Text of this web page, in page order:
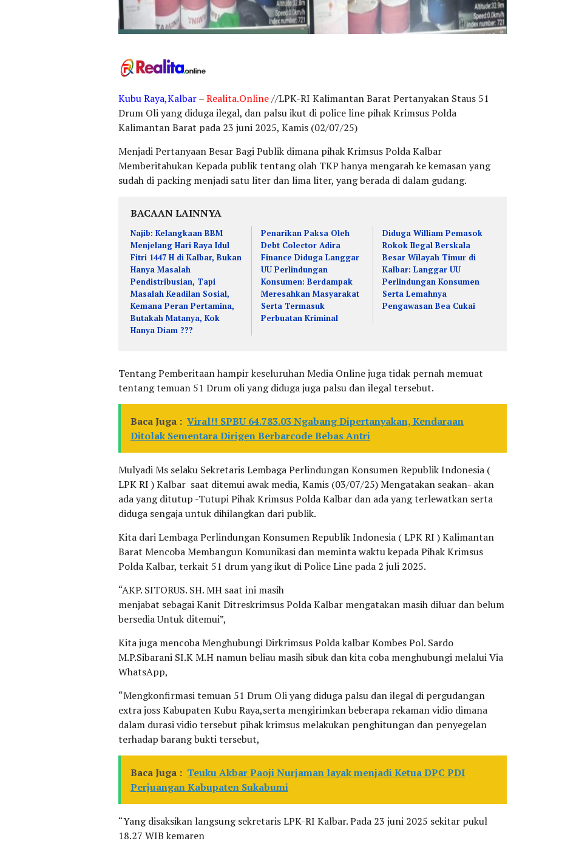
Kubu Raya,Kalbar–Realita.Online//LPK-RI Kalimantan Barat Pertanyakan Staus 51
Drum Oli yang diduga ilegal, dan palsu ikut di police line pihak Krimsus Polda
Kalimantan Barat pada 23 juni 2025, Kamis (02/07/25)
Menjadi Pertanyaan Besar Bagi Publik dimana pihak Krimsus Polda Kalbar
Memberitahukan Kepada publik tentang olah TKP hanya mengarah ke kemasan yang
sudah di packing menjadi satu liter dan lima liter, yang berada di dalam gudang.
BACAAN LAINNYA
Najib: Kelangkaan BBM
Menjelang Hari Raya Idul
Fitri 1447 H di Kalbar, Bukan
Hanya Masalah
Pendistribusian, Tapi
Masalah Keadilan Sosial,
Kemana Peran Pertamina,
Butakah Matanya, Kok
Hanya Diam ???
Penarikan Paksa Oleh
Debt Colector Adira
Finance Diduga Langgar
UU Perlindungan
Konsumen: Berdampak
Meresahkan Masyarakat
Serta Termasuk
Perbuatan Kriminal
Diduga William Pemasok
Rokok Ilegal Berskala
Besar Wilayah Timur di
Kalbar: Langgar UU
Perlindungan Konsumen
Serta Lemahnya
Pengawasan Bea Cukai
Tentang Pemberitaan hampir keseluruhan Media Online juga tidak pernah memuat
tentang temuan 51 Drum oli yang diduga juga palsu dan ilegal tersebut.
Baca Juga : Viral!! SPBU 64.783.03 Ngabang Dipertanyakan, Kendaraan
Ditolak Sementara Dirigen Berbarcode Bebas Antri
Mulyadi Ms selaku Sekretaris Lembaga Perlindungan Konsumen Republik Indonesia (
LPK RI ) Kalbar saat ditemui awak media, Kamis (03/07/25) Mengatakan seakan- akan
ada yang ditutup -Tutupi Pihak Krimsus Polda Kalbar dan ada yang terlewatkan serta
diduga sengaja untuk dihilangkan dari publik.
Kita dari Lembaga Perlindungan Konsumen Republik Indonesia ( LPK RI ) Kalimantan
Barat Mencoba Membangun Komunikasi dan meminta waktu kepada Pihak Krimsus
Polda Kalbar, terkait 51 drum yang ikut di Police Line pada 2 juli 2025.
“AKP. SITORUS. SH. MH saat ini masih
menjabat sebagai Kanit Ditreskrimsus Polda Kalbar mengatakan masih diluar dan belum
bersedia Untuk ditemui”,
Kita juga mencoba Menghubungi Dirkrimsus Polda kalbar Kombes Pol. Sardo
M.P.Sibarani SI.K M.H namun beliau masih sibuk dan kita coba menghubungi melalui Via
WhatsApp,
“Mengkonfirmasi temuan 51 Drum Oli yang diduga palsu dan ilegal di pergudangan
extra joss Kabupaten Kubu Raya,serta mengirimkan beberapa rekaman vidio dimana
dalam durasi vidio tersebut pihak krimsus melakukan penghitungan dan penyegelan
terhadap barang bukti tersebut,
Baca Juga : Teuku Akbar Paoji Nurjaman layak menjadi Ketua DPC PDI
Perjuangan Kabupaten Sukabumi
“Yang disaksikan langsung sekretaris LPK-RI Kalbar. Pada 23 juni 2025 sekitar pukul
18.27 WIB kemaren